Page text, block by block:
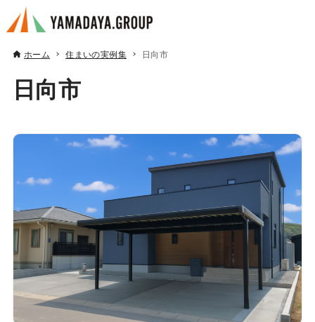
ホーム 住まいの実例集 日向市
日向市